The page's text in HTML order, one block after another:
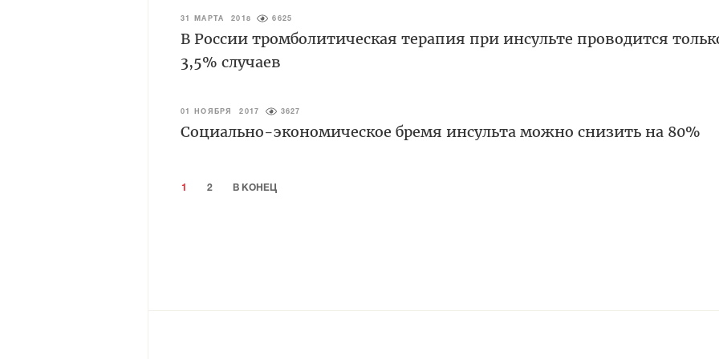
31 МАРТА 2018 6625
В России тромболитическая терапия при инсульте проводится
3,5% случаев
01 НОЯБРЯ 2017 3627
Социально-экономическое бремя инсульта можно снизить на 80%
1 2 В КОНЕЦ